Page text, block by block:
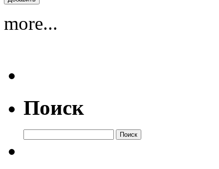
more...
Поиск